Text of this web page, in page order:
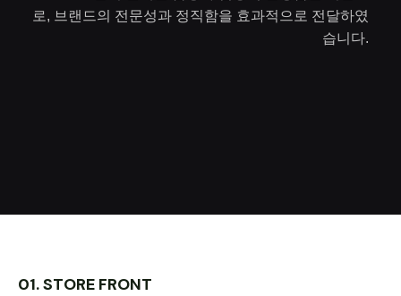
로, 브랜드의 전문성과 정직함을 효과적으로 전달하였
습니다.
01. STORE FRONT